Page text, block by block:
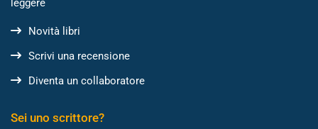
leggere
Novità libri
Scrivi una recensione
Diventa un collaboratore
Sei uno scrittore?